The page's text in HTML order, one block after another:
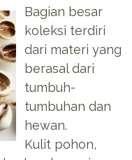
Bagian besar
koleksi terdiri
dari materi yang
berasal dari
tumbuh-
tumbuhan dan
hewan.
Kulit pohon,